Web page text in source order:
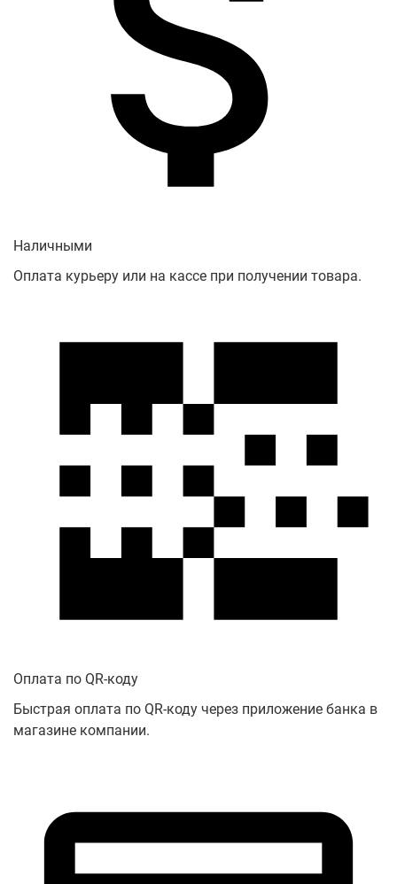
Наличными
Оплата курьеру или на кассе при получении товара.
Оплата по QR-коду
Быстрая оплата по QR-коду через приложение банка в
магазине компании.